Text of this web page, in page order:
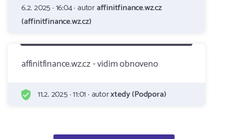
6.2. 2025 · 16:04 · autoraffinitfinance.wz.cz
(affinitfinance.wz.cz)
affinitfinance.wz.cz - vidim obnoveno
11.2. 2025 · 11:01 · autorxtedy (Podpora)